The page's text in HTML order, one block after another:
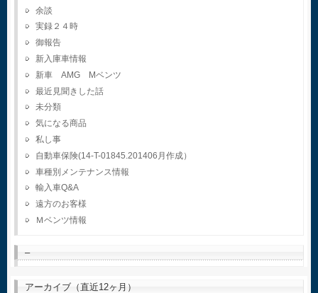
余談
実録２４時
御報告
新入庫車情報
新車 AMG Mベンツ
最近見聞きした話
未分類
気になる商品
私し事
自動車保険(14-T-01845.201406月作成）
車種別メンテナンス情報
輸入車Q&A
遠方のお客様
Ｍベンツ情報
–
アーカイブ（直近12ヶ月）